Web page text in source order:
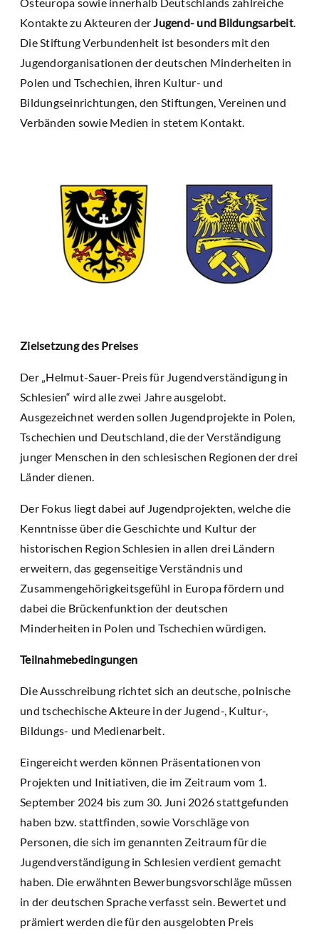
Kontakte zu Akteuren der Jugend- und Bildungsarbeit.
Die Stiftung Verbundenheit ist besonders mit den
Jugendorganisationen der deutschen Minderheiten in
Polen und Tschechien, ihren Kultur- und
Bildungseinrichtungen, den Stiftungen, Vereinen und
Verbänden sowie Medien in stetem Kontakt.
Zielsetzung des Preises
Der „Helmut-Sauer-Preis für Jugendverständigung in
Schlesien“ wird alle zwei Jahre ausgelobt.
Ausgezeichnet werden sollen Jugendprojekte in Polen,
Tschechien und Deutschland, die der Verständigung
junger Menschen in den schlesischen Regionen der drei
Länder dienen.
Der Fokus liegt dabei auf Jugendprojekten, welche die
Kenntnisse über die Geschichte und Kultur der
historischen Region Schlesien in allen drei Ländern
erweitern, das gegenseitige Verständnis und
Zusammengehörigkeitsgefühl in Europa fördern und
dabei die Brückenfunktion der deutschen
Minderheiten in Polen und Tschechien würdigen.
Teilnahmebedingungen
Die Ausschreibung richtet sich an deutsche, polnische
und tschechische Akteure in der Jugend-, Kultur-,
Bildungs- und Medienarbeit.
Eingereicht werden können Präsentationen von
Projekten und Initiativen, die im Zeitraum vom 1.
September 2024 bis zum 30. Juni 2026 stattgefunden
haben bzw. stattfinden, sowie Vorschläge von
Personen, die sich im genannten Zeitraum für die
Jugendverständigung in Schlesien verdient gemacht
haben. Die erwähnten Bewerbungsvorschläge müssen
in der deutschen Sprache verfasst sein. Bewertet und
prämiert werden die für den ausgelobten Preis